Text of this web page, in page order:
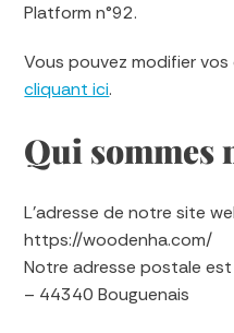
Platform n°92.
Vous pouvez modifier
cliquant ici.
Qui sommes
L’adresse de notre site
https://woodenha.com/
Notre adresse postale est
– 44340 Bouguenais